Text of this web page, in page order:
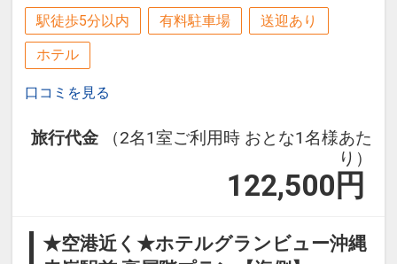
駅徒歩5分以内 有料駐車場 送迎あり
ホテル
口コミを見る
旅行代金
（2名1室ご利用時 おとな1名様あた
り）
122,500 円
★空港近く★ホテルグランビュー沖縄